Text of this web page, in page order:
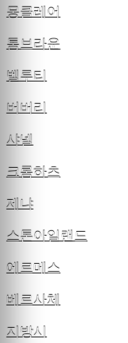
몽클레어
톰브라운
벨루티
버버리
샤넬
크롬하츠
제냐
스톤아일랜드
에르메스
베르사체
지방시